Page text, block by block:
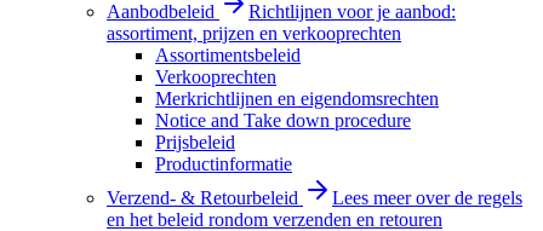
Aanbodbeleid
Richtlijnen voor je aanbod:
assortiment, prijzen en verkooprechten
Assortimentsbeleid
Verkooprechten
Merkrichtlijnen en eigendomsrechten
Notice and Take down procedure
Prijsbeleid
Productinformatie
Verzend- & Retourbeleid
Lees meer over de regels
en het beleid rondom verzenden en retouren